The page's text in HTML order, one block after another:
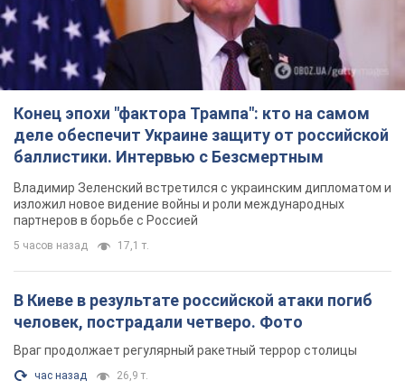
Владимир Зеленский встретился с украинским дипломатом и
изложил новое видение войны и роли международных
партнеров в борьбе с Россией
5 часов назад
В Киеве в результате российской атаки погиб
человек, пострадали четверо. Фото
Враг продолжает регулярный ракетный террор столицы
час назад 26,9 т.
Украина поразила Ильский и Сызранский НПЗ и
пост наблюдения на буровой установке
"Сиваш": Генштаб раскрыл детали. Фото и
видео
Россию область всю ночь атаковали БПЛА
5 часов назад 3,4 т.